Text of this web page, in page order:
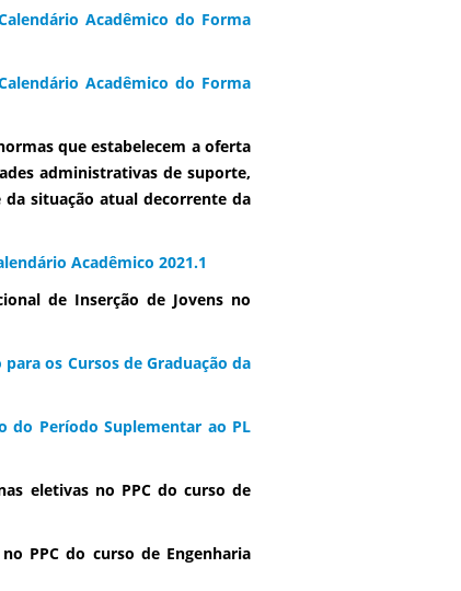
Acadêmico do Forma
Acadêmico do Forma
que estabelecem a oferta
administrativas de suporte,
situação atual decorrente da
Acadêmico 2021.1
de Inserção de Jovens no
os Cursos de Graduação da
do Período Suplementar ao PL
eletivas no PPC do curso de
PPC do curso de Engenharia